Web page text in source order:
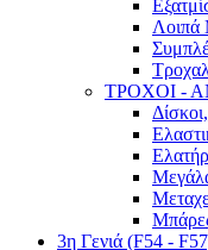
Λοιπά
ΤΡΟΧΟΙ -
3η Γενιά (F54 -